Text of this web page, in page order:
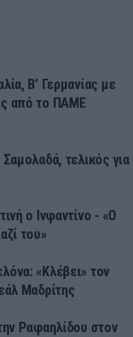
Β’ Γερμανίας με
από το ΠΑΜΕ
τελικός για
ο Ινφαντίνο - «Ο
του»
«Κλέβει» τον
Μαδρίτης
Ραφαηλίδου στον